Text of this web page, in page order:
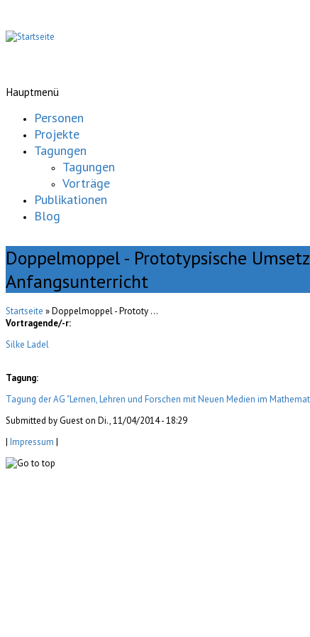
Hauptmenü
Personen
Projekte
Tagungen
Tagungen
Vorträge
Publikationen
Blog
Doppelmoppel - Prototypsische
Anfangsunterricht
Startseite » Doppelmoppel - Prototy ...
Vortragende/-r:
Silke Ladel
Tagung:
Tagung der AG "Lernen, Lehren und Forschen mit Neuen Medien im
Submitted by Guest on Di., 11/04/2014 - 18:29
| Impressum |